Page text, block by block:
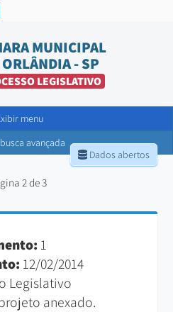
MUNICIPAL
ORLÂNDIA - SP
LEGISLATIVO
menu
Dados abertos
avançada
2 de 3
1
12/02/2014
Legislativo
anexado.